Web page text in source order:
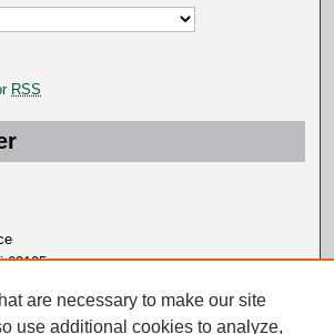
RSS
63105
are necessary to make our site
use additional cookies to analyze,